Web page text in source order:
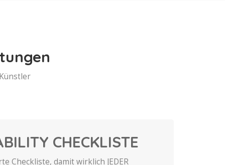
CHECKLISTE
Checkliste, damit wirklich JEDER